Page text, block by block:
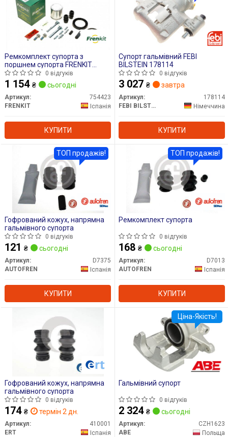
Ремкомплект супорта з
поршнем супорта FRENKIT
754423
0 відгуків
1 154 ₴ сьогодні
Артикул:
754423
FRENKIT
Іспанія
КУПИТИ
Супорт гальмівний FEBI
BILSTEIN 178114
0 відгуків
3 027 ₴ завтра
Артикул:
178114
FEBI BILSTEIN
Німеччина
КУПИТИ
Гофрований кожух, напрямна
гальмівного супорта
0 відгуків
121 ₴ сьогодні
Артикул:
D7375
AUTOFREN
Іспанія
КУПИТИ
ТОП продажів!
Ремкомплект супорта
0 відгуків
168 ₴ сьогодні
Артикул:
D7013
AUTOFREN
Іспанія
КУПИТИ
ТОП продажів!
Гофрований кожух, напрямна
гальмівного супорта
0 відгуків
174 ₴ термін 2 дн.
Артикул:
410001
ERT
Іспанія
Гальмівний супорт
0 відгуків
2 324 ₴ сьогодні
Артикул:
CZH1623
ABE
Польща
Ціна-Якість!